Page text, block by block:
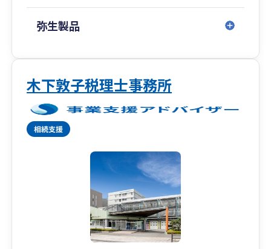
会計ソフトの導入支援も行っております（弥生会
計等）ので遠慮無くご連絡下さい。
もご相談お待ちしております。
弥生製品
木下敦子税理士事務所